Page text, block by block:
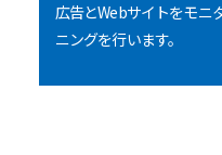
広告とWebサイトをモニ
ニングを行います。